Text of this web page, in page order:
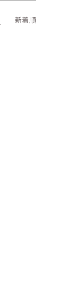
新着順